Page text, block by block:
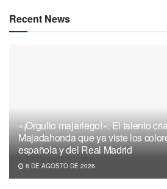
Recent News
«¡Orgullo majariego!»: El talento
Majadahonda que ya viste los
española y del Real Madrid
8 DE AGOSTO DE 2026